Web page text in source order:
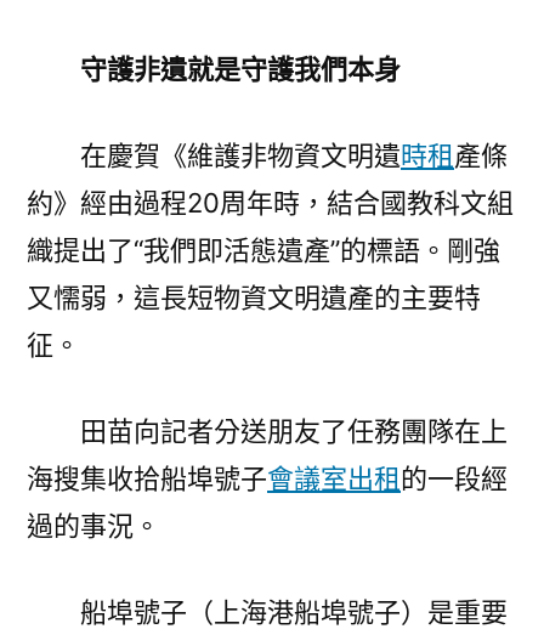
守護非遺就是守護我們本身
在慶賀《維護非物資文明遺時租產條
約》經由過程20周年時，結合國教科文組
織提出了“我們即活態遺產”的標語。剛強
又懦弱，這長短物資文明遺產的主要特
征。
田苗向記者分送朋友了任務團隊在上
海搜集收拾船埠號子會議室出租的一段經
過的事況。
船埠號子（上海港船埠號子）是重要